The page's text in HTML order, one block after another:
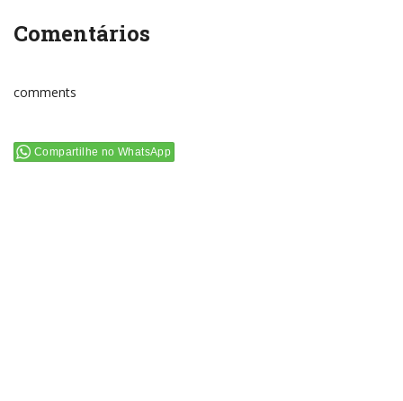
Comentários
comments
Compartilhe no WhatsApp